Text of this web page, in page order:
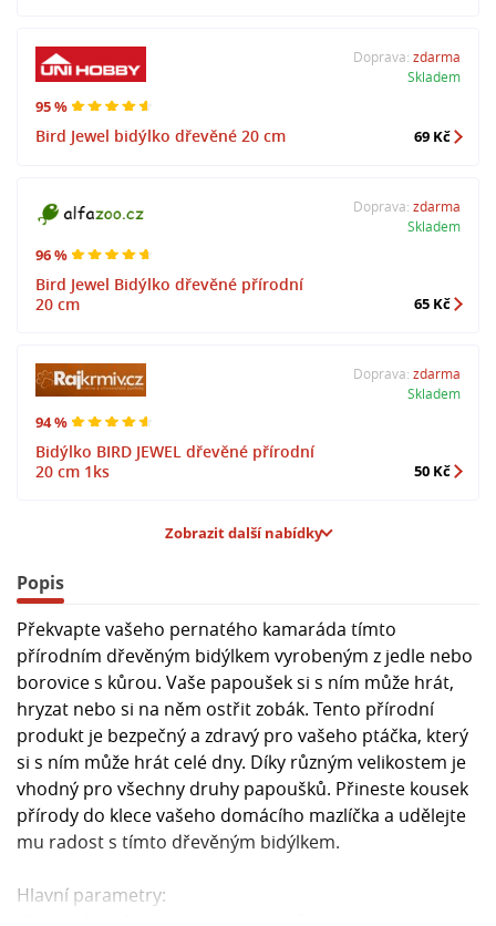
95 %
Bird Jewel bidýlko dřevěné 20 cm
Doprava: zdarma
Skladem
69 Kč
96 %
Bird Jewel Bidýlko dřevěné přírodní
20 cm
Doprava: zdarma
Skladem
65 Kč
94 %
Bidýlko BIRD JEWEL dřevěné přírodní
20 cm 1ks
Doprava: zdarma
Skladem
50 Kč
Zobrazit další nabídky
Popis
Překvapte vašeho pernatého kamaráda tímto
přírodním dřevěným bidýlkem vyrobeným z jedle nebo
borovice s kůrou. Vaše papoušek si s ním může hrát,
hryzat nebo si na něm ostřit zobák. Tento přírodní
produkt je bezpečný a zdravý pro vašeho ptáčka, který
si s ním může hrát celé dny. Díky různým velikostem je
vhodný pro všechny druhy papoušků. Přineste kousek
přírody do klece vašeho domácího mazlíčka a udělejte
mu radost s tímto dřevěným bidýlkem.
Hlavní parametry: